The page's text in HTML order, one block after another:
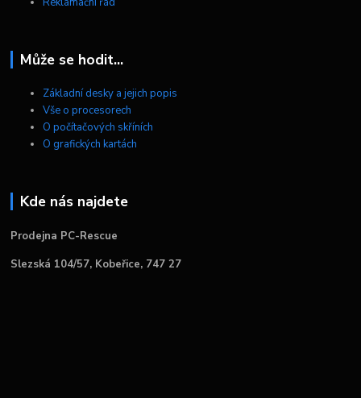
Může se hodit...
Základní desky a jejich popis
Vše o procesorech
O počítačových skříních
O grafických kartách
Kde nás najdete
Prodejna PC-Rescue
Slezská 104/57, Kobeřice, 747 27